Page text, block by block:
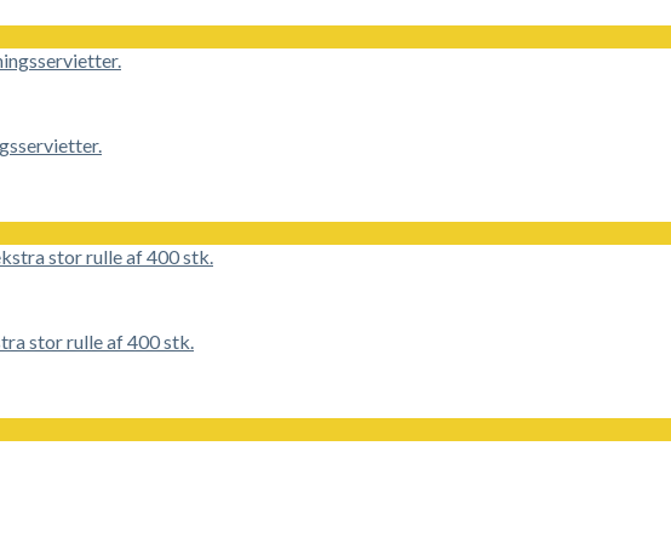
stor rulle af 400 stk.